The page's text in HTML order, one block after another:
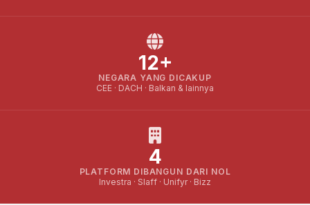
12+
NEGARA YANG DICAKUP
CEE · DACH · Balkan & lainnya
4
PLATFORM DIBANGUN DARI NOL
Investra · Slaff · Unifyr · Bizz